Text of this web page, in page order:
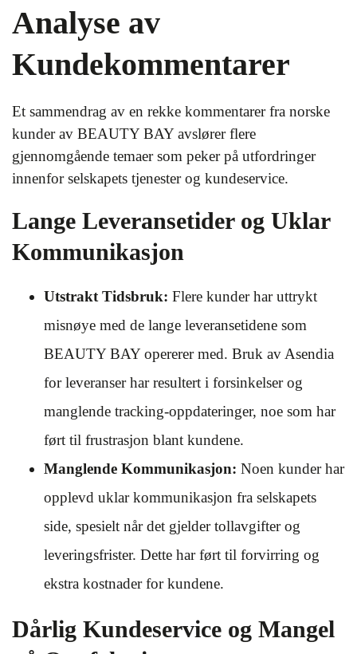
Analyse av
Kundekommentarer
Et sammendrag av en rekke kommentarer fra norske
kunder av BEAUTY BAY avslører flere
gjennomgående temaer som peker på utfordringer
innenfor selskapets tjenester og kundeservice.
Lange Leveransetider og Uklar
Kommunikasjon
Utstrakt Tidsbruk: Flere kunder har uttrykt
misnøye med de lange leveransetidene som
BEAUTY BAY opererer med. Bruk av Asendia
for leveranser har resultert i forsinkelser og
manglende tracking-oppdateringer, noe som har
ført til frustrasjon blant kundene.
Manglende Kommunikasjon: Noen kunder har
opplevd uklar kommunikasjon fra selskapets
side, spesielt når det gjelder tollavgifter og
leveringsfrister. Dette har ført til forvirring og
ekstra kostnader for kundene.
Dårlig Kundeservice og Mangel